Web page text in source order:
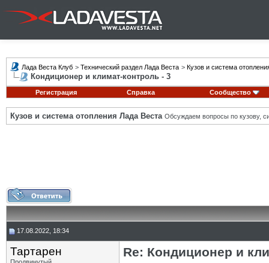
Лада Веста Клуб > Технический раздел Лада Веста > Кузов и система
Кондиционер и климат-контроль - 3
Регистрация Справка Сообщество
Кузов и система отопления Лада Веста Обсуждаем вопросы по кузову,
17.08.2022, 18:34
Тартарен Re: Кондиционер и